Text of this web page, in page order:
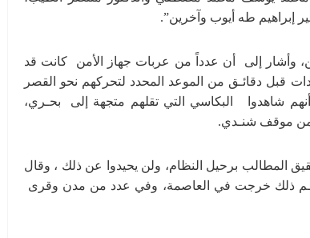
إبراهيم طه أيوب وآخرين”.
وأشار إلى أن عدداً من عربات جهاز الأمن كانت قد
قبل دقائـق من الموعد المحدد لتحركهم نحو القصر
شاهدوا البكاسي التي تقلهم متجهة إلى بحـري،
من موقف شنـدي.
المطالب برحيل النظام، ولن يحيدوا عن ذلك ، وقال
رغـم ذلك خرجت في العاصمة، وفي عدد من مدن وقرى